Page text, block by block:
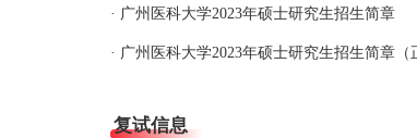
· 广州医科大学2023年硕士研究生招生简章
· 广州医科大学2023年硕士研究生招生简章（
复试信息